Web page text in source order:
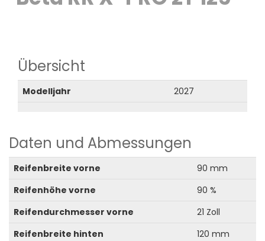
Übersicht
Modelljahr 2027
Daten und Abmessungen
Reifenbreite vorne
90 mm
Reifenhöhe vorne
90 %
Reifendurchmesser vorne
21 Zoll
Reifenbreite hinten
120 mm